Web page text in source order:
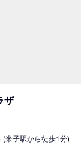
ザ
(米子駅から徒歩1分)